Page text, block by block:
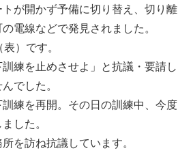
が開かず予備に切り替え、切り離
電線などで発見されました。
）です。
練を止めさせよ」と抗議・要請し
でした。
練を再開。その日の訓練中、今度
した。
を訪ね抗議しています。